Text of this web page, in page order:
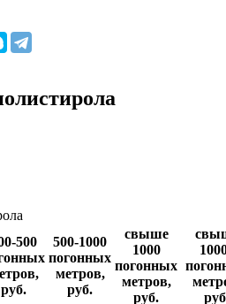
500
руб.
500-1000
погонных
метров,
руб.
свыше
1000
погонных
метров,
руб.